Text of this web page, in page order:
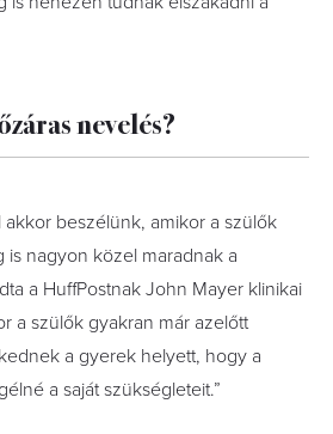
nevelés?
akkor beszélünk, amikor a szülők
is nagyon közel maradnak a
a HuffPostnak John Mayer klinikai
a szülők gyakran már azelőtt
a gyerek helyett, hogy a
a saját szükségleteit.”